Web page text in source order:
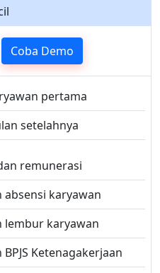
Coba Demo
pertama
setelahnya
remunerasi
absensi karyawan
lembur karyawan
Ketenagakerjaan